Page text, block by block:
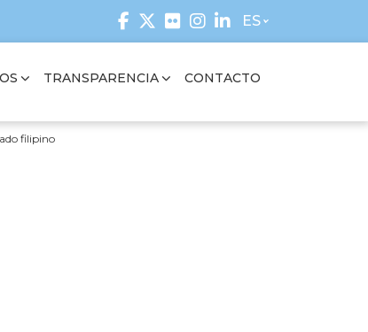
ES
TRANSPARENCIA CONTACTO
filipino